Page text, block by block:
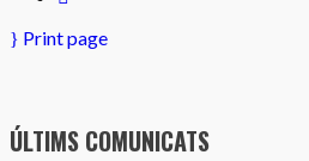
Print page
ÚLTIMS COMUNICATS